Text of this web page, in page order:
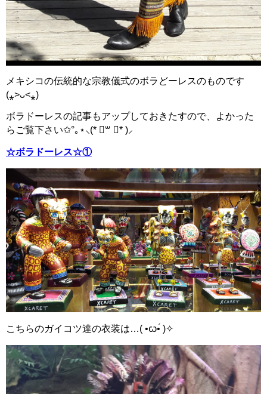
メキシコの伝統的な宗教儀式のボラどーレスのものです
(⁎˃ᴗ˂⁎)
ボラドーレスの記事もアップしておきたすので、よかった
らご覧下さい✩°｡⋆⸜(* ॑꒳ ॑* )⸝
☆ボラドーレス☆①
こちらのガイコツ達の衣装は…( •ꙍ•́ )✧